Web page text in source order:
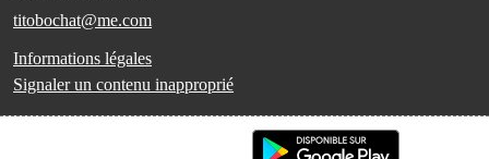
titobochat@me.com
Informations légales
Signaler un contenu inapproprié